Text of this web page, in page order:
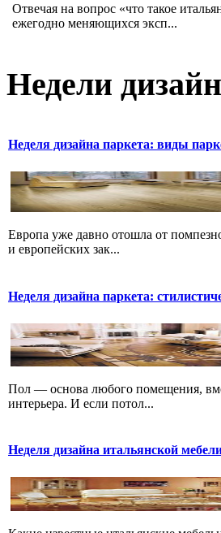
Отвечая на вопрос «что такое
ежегодно меняющихся эксп...
Недели
Неделя дизайна паркета: виды
Европа уже давно отошла от
и европейских зак...
Неделя дизайна паркета:
Пол — основа любого помещения,
интерьера. И если потол...
Неделя дизайна итальянской